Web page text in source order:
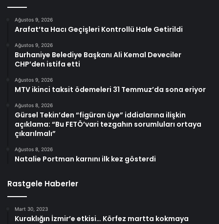
Ağustos 9, 2026
Arafat’ta Hacı Geçişleri Kontrollü Hale Getirildi
Ağustos 9, 2026
Burhaniye Belediye Başkanı Ali Kemal Deveciler
CHP’den istifa etti
Ağustos 9, 2026
MTV ikinci taksit ödemeleri 31 Temmuz’da sona eriyor
Ağustos 8, 2026
Gürsel Tekin’den “figüran üye” iddialarına ilişkin
açıklama: “Bu FETÖ’vari tezgahın sorumluları ortaya
çıkarılmalı”
Ağustos 8, 2026
Natalie Portman karnını ilk kez gösterdi
Rastgele Haberler
Mart 30, 2023
Kuraklığın İzmir’e etkisi… Körfez martta kokmaya